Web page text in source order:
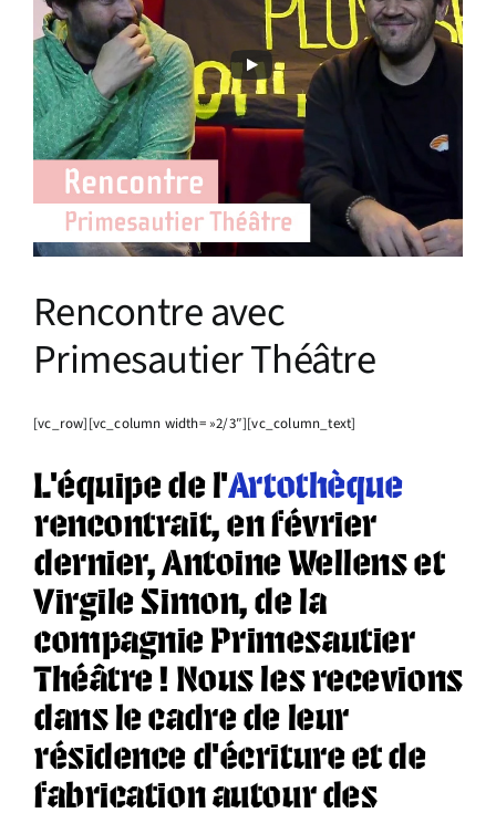
Infos pratiques
Rencontre avec
Primesautier Théâtre
[vc_row][vc_column width= »2/3″][vc_column_text]
L’équipe de l’Artothèque
rencontrait, en février
dernier,Antoine Wellens et
Virgile Simon, de la
compagnie Primesautier
Théâtre! Nous les recevions
dans le cadre de leur
résidence d’écriture et de
fabrication autour des